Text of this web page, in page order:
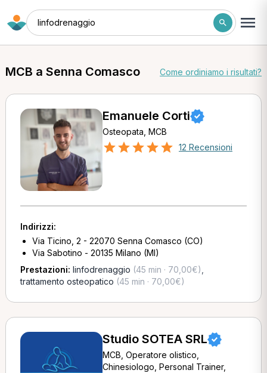
linfodrenaggio
MCB a Senna Comasco Come ordiniamo i risultati?
Emanuele Corti
Osteopata, MCB
12 Recensioni
Indirizzi:
Via Ticino, 2 - 22070 Senna Comasco (CO)
Via Sabotino - 20135 Milano (MI)
Prestazioni: linfodrenaggio (45 min · 70,00€)
trattamento osteopatico (45 min · 70,00€)
Studio SOTEA SRL
MCB, Operatore olistico,
Chinesiologo, Personal Trainer,